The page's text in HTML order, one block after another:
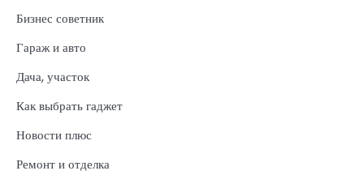
Бизнес советник
Гараж и авто
Дача, участок
Как выбрать гаджет
Новости плюс
Ремонт и отделка